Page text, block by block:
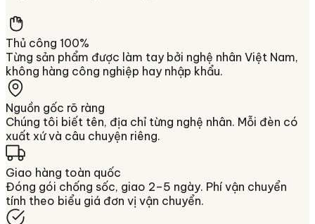
Thủ công 100%
Từng sản phẩm được làm tay bởi nghệ nhân Việt Nam,
không hàng công nghiệp hay nhập khẩu.
Nguồn gốc rõ ràng
Chúng tôi biết tên, địa chỉ từng nghệ nhân. Mỗi đèn có
xuất xứ và câu chuyện riêng.
Giao hàng toàn quốc
Đóng gói chống sốc, giao 2–5 ngày. Phí vận chuyển
tính theo biểu giá đơn vị vận chuyển.